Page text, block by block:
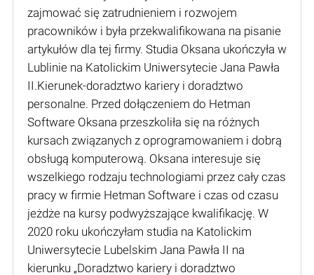
zajmować się zatrudnieniem i rozwojem
pracowników i była przekwalifikowana na pisanie
artykułów dla tej firmy. Studia Oksana ukończyła w
Lublinie na Katolickim Uniwersytecie Jana Pawła
II.Kierunek-doradztwo kariery i doradztwo
personalne. Przed dołączeniem do Hetman
Software Oksana przeszkoliła się na różnych
kursach związanych z oprogramowaniem i dobrą
obsługą komputerową. Oksana interesuje się
wszelkiego rodzaju technologiami przez cały czas
pracy w firmie Hetman Software i czas od czasu
jeżdże na kursy podwyższające kwalifikację. W
2020 roku ukończyłam studia na Katolickim
Uniwersytecie Lubelskim Jana Pawła II na
kierunku „Doradztwo kariery i doradztwo